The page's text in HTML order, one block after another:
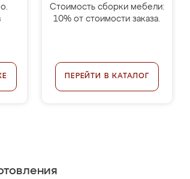
Стоимость сборки мебели:
10% от стоимости заказа.
ПЕРЕЙТИ В КАТАЛОГ